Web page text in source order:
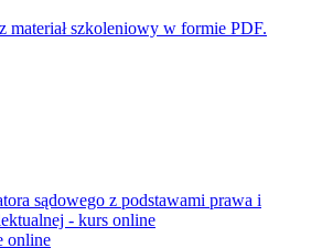
materiał szkoleniowy w formie PDF.
online